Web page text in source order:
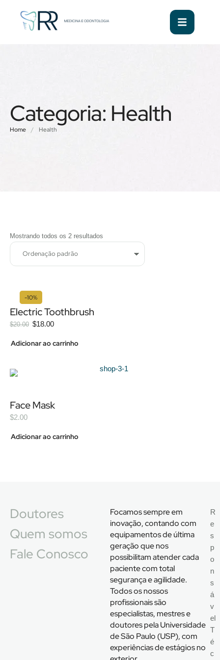
Categoria: Health
Home / Health
Mostrando todos os 2 resultados
-10%
Electric Toothbrush
$20.00 $18.00
Adicionar ao carrinho
Face Mask
$2.00
Adicionar ao carrinho
Doutores
Quem somos
Fale Conosco
Focamos sempre em
inovação, contando com
equipamentos de última
geração que nos
possibilitam atender cada
paciente com total
segurança e agilidade.
Todos os nossos
profissionais são
especialistas, mestres e
doutores pela Universidade
de São Paulo (USP), com
experiências de estágios no
R
e
s
p
o
n
s
á
v
el
T
é
c